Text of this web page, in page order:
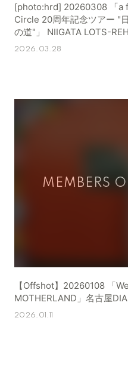
[photo:hrd] 20260308 「a
Circle 20周年記念ツアー "
の道"」 NIIGATA LOTS-
2026.03.28
【Offshot】20260108 「
MOTHERLAND」名古屋
2026.01.11